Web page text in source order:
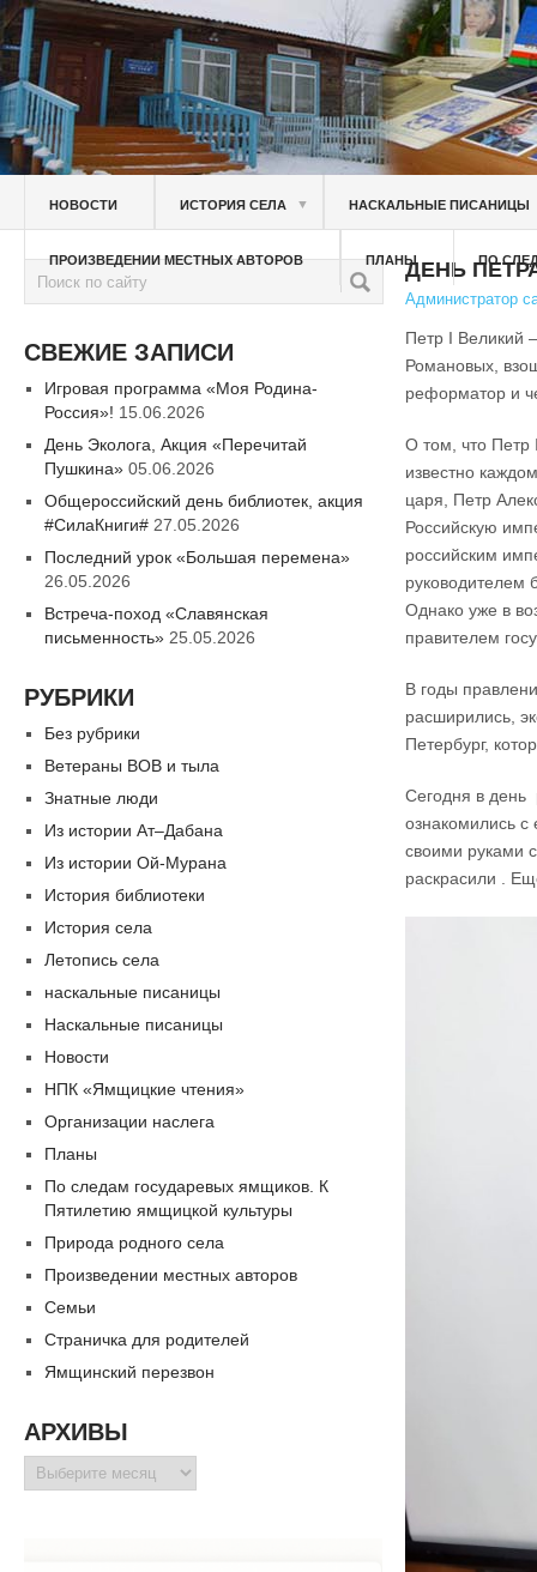
НОВОСТИ ИСТОРИЯ СЕЛА ▼ НАСКАЛЬНЫЕ ПИСАНИЦЫ
ПРОИЗВЕДЕНИИ МЕСТНЫХ АВТОРОВ ПЛАНЫ ПО
ДЕНЬ
Администратор
Петр I Великий
Романовых,
реформатор и
О том, что Петр
известно
царя, Петр
Российскую
российским
руководителем
Однако уже в
правителем
В годы
расширились,
Петербург,
Сегодня в день
ознакомились с
своими руками
раскрасили .
СВЕЖИЕ ЗАПИСИ
Игровая программа «Моя Родина-
Россия»! 15.06.2026
День Эколога, Акция «Перечитай
Пушкина» 05.06.2026
Общероссийский день библиотек, акция
#СилаКниги# 27.05.2026
Последний урок «Большая перемена»
26.05.2026
Встреча-поход «Славянская
письменность» 25.05.2026
РУБРИКИ
Без рубрики
Ветераны ВОВ и тыла
Знатные люди
Из истории Ат–Дабана
Из истории Ой-Мурана
История библиотеки
История села
Летопись села
наскальные писаницы
Наскальные писаницы
Новости
НПК «Ямщицкие чтения»
Организации наслега
Планы
По следам государевых ямщиков. К
Пятилетию ямщицкой культуры
Природа родного села
Произведении местных авторов
Семьи
Страничка для родителей
Ямщинский перезвон
АРХИВЫ
Архивы